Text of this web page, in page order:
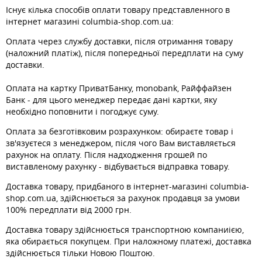
Існує кілька способів оплати товару представленного в
інтернет магазині columbia-shop.com.ua:
Оплата через службу доставки, після отримання товару
(наложний платіж), після попередньої передплати на суму
доставки.
Оплата на картку ПриватБанку, monobank, Райффайзен
Банк - для цього менеджер передає дані картки, яку
необхідно поповнити і погоджує суму.
Оплата за безготівковим розрахунком: обираєте товар і
зв'язуєтеся з менеджером, після чого Вам виставляється
рахунок на оплату. Після надходження грошей по
виставленому рахунку - відбувається відправка товару.
Доставка товару, придбаного в інтернет-магазині columbia-
shop.com.ua, здійснюється за рахунок продавця за умови
100% передплати від 2000 грн.
Доставка товару здійснюється транспортною компаниією,
яка обирається покупцем. При наложному платежі, доставка
здійснюється тільки Новою Поштою.